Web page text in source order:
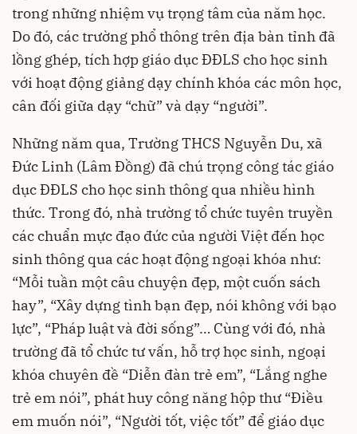
trong những nhiệm vụ trọng tâm của năm học.
Do đó, các trường phổ thông trên địa bàn tỉnh đã
lồng ghép, tích hợp giáo dục ĐĐLS cho học sinh
với hoạt động giảng dạy chính khóa các môn học,
cân đối giữa dạy “chữ” và dạy “người”.
Những năm qua, Trường THCS Nguyễn Du, xã
Đức Linh (Lâm Đồng) đã chú trọng công tác giáo
dục ĐĐLS cho học sinh thông qua nhiều hình
thức. Trong đó, nhà trường tổ chức tuyên truyền
các chuẩn mực đạo đức của người Việt đến học
sinh thông qua các hoạt động ngoại khóa như:
“Mỗi tuần một câu chuyện đẹp, một cuốn sách
hay”, “Xây dựng tình bạn đẹp, nói không với bạo
lực”, “Pháp luật và đời sống”… Cùng với đó, nhà
trường đã tổ chức tư vấn, hỗ trợ học sinh, ngoại
khóa chuyên đề “Diễn đàn trẻ em”, “Lắng nghe
trẻ em nói”, phát huy công năng hộp thư “Điều
em muốn nói”, “Người tốt, việc tốt” để giáo dục